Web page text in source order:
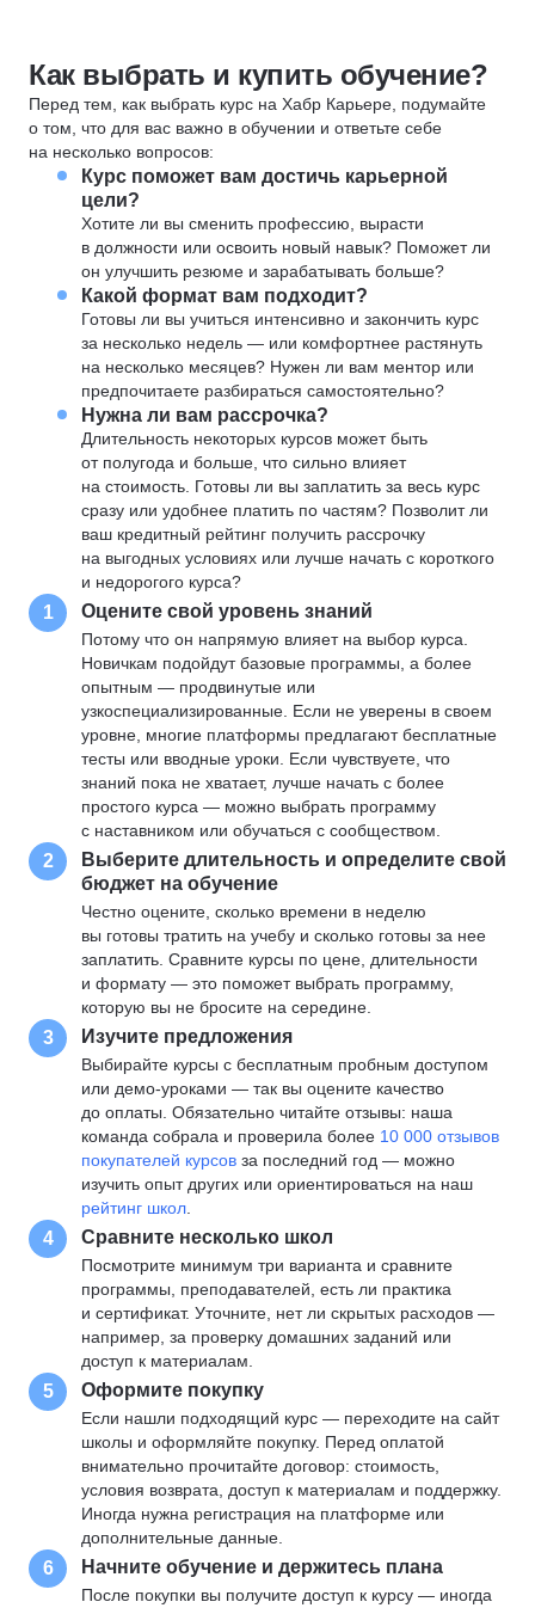
Как выбрать и купить обучение?
Перед тем, как выбрать курс на Хабр Карьере, подумайте
о том, что для вас важно в обучении и ответьте себе
на несколько вопросов:
Курс поможет вам достичь карьерной
цели?
Хотите ли вы сменить профессию, вырасти
в должности или освоить новый навык? Поможет ли
он улучшить резюме и зарабатывать больше?
Какой формат вам подходит?
Готовы ли вы учиться интенсивно и закончить курс
за несколько недель — или комфортнее растянуть
на несколько месяцев? Нужен ли вам ментор или
предпочитаете разбираться самостоятельно?
Нужна ли вам рассрочка?
Длительность некоторых курсов может быть
от полугода и больше, что сильно влияет
на стоимость. Готовы ли вы заплатить за весь курс
сразу или удобнее платить по частям? Позволит ли
ваш кредитный рейтинг получить рассрочку
на выгодных условиях или лучше начать с короткого
и недорогого курса?
1 Оцените свой уровень знаний
Потому что он напрямую влияет на выбор курса.
Новичкам подойдут базовые программы, а более
опытным — продвинутые или
узкоспециализированные. Если не уверены в своем
уровне, многие платформы предлагают бесплатные
тесты или вводные уроки. Если чувствуете, что
знаний пока не хватает, лучше начать с более
простого курса — можно выбрать программу
с наставником или обучаться с сообществом.
2
Выберите длительность и определите свой
бюджет на обучение
Честно оцените, сколько времени в неделю
вы готовы тратить на учебу и сколько готовы за нее
заплатить. Сравните курсы по цене, длительности
и формату — это поможет выбрать программу,
которую вы не бросите на середине.
3 Изучите предложения
Выбирайте курсы с бесплатным пробным доступом
или демо-уроками — так вы оцените качество
до оплаты. Обязательно читайте отзывы: наша
команда собрала и проверила более 10 000 отзывов
покупателей курсов за последний год — можно
изучить опыт других или ориентироваться на наш
рейтинг школ
4 Сравните несколько школ
Посмотрите минимум три варианта и сравните
программы, преподавателей, есть ли практика
и сертификат. Уточните, нет ли скрытых расходов —
например, за проверку домашних заданий или
доступ к материалам.
5 Оформите покупку
Если нашли подходящий курс — переходите на сайт
школы и оформляйте покупку. Перед оплатой
внимательно прочитайте договор: стоимость,
условия возврата, доступ к материалам и поддержку.
Иногда нужна регистрация на платформе или
дополнительные данные.
6 Начните обучение и держитесь плана
После покупки вы получите доступ к курсу — иногда